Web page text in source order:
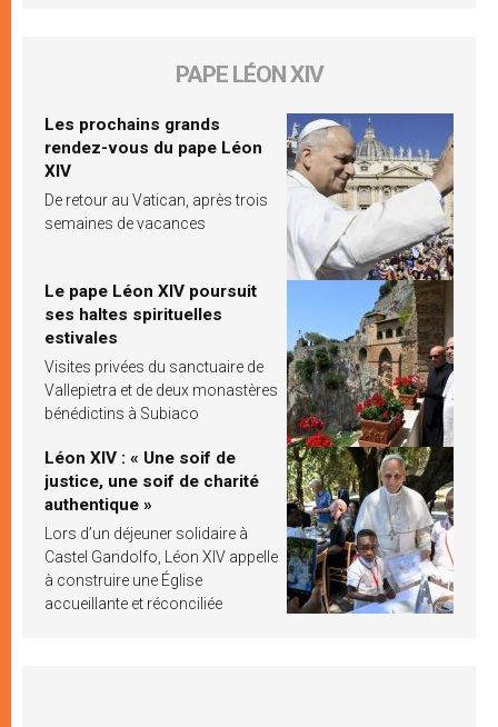
PAPE LÉON XIV
Les prochains grands
rendez-vous du pape Léon
XIV
De retour au Vatican, après trois
semaines de vacances
Le pape Léon XIV poursuit
ses haltes spirituelles
estivales
Visites privées du sanctuaire de
Vallepietra et de deux monastères
bénédictins à Subiaco
Léon XIV : « Une soif de
justice, une soif de charité
authentique »
Lors d’un déjeuner solidaire à
Castel Gandolfo, Léon XIV appelle
à construire une Église
accueillante et réconciliée